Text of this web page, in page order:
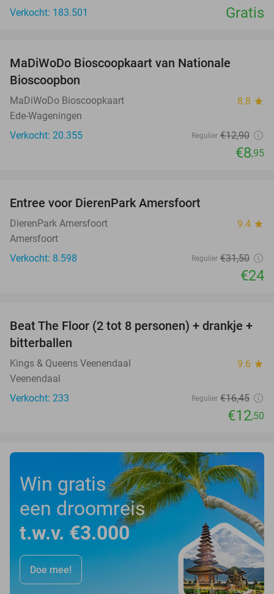
Verkocht: 183.501
Gratis
MaDiWoDo Bioscoopkaart van Nationale
Bioscoopbon
MaDiWoDo Bioscoopkaart 8.8 star
Ede-Wageningen
Verkocht: 20.355
Regulier €12,90
€8,95
Entree voor DierenPark Amersfoort
DierenPark Amersfoort 9.4 star
Amersfoort
Verkocht: 8.598
Regulier €31,50
€24
24%
Beat The Floor (2 tot 8 personen) + drankje +
bitterballen
Kings & Queens Veenendaal 9.6 star
Veenendaal
Verkocht: 233
Regulier €16,45
€12,50
Win gratis
een droomreis
t.w.v. €3.000
Doe mee!